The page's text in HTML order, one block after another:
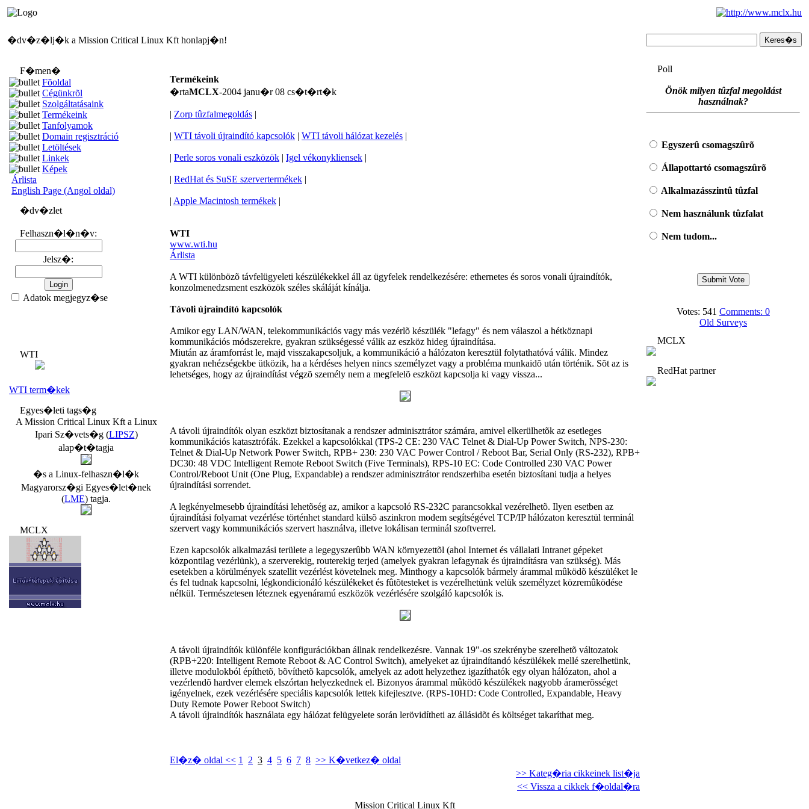
�dv�z�lj�k a Mission Critical Linux Kft honlapj�n!
F�men�
Fõoldal
Cégünkrõl
Szolgáltatásaink
Termékeink
Tanfolyamok
Domain regisztráció
Letöltések
Linkek
Képek
Árlista
English Page (Angol oldal)
�dv�zlet
Felhaszn�l�n�v:
Jelsz�:
Adatok megjegyz�se
WTI
WTI term�kek
Egyes�leti tags�g
A Mission Critical Linux Kft a Linux
Ipari Sz�vets�g (LIPSZ)
alap�t�tagja
�s a Linux-felhaszn�l�k
Magyarorsz�gi Egyes�let�nek
(LME) tagja.
MCLX
Termékeink
�rtaMCLX-2004 janu�r 08 cs�t�rt�k
| Zorp tûzfalmegoldás |
| WTI távoli újraindító kapcsolók | WTI távoli hálózat kezelés |
| Perle soros vonali eszközök | Igel vékonykliensek |
| RedHat és SuSE szervertermékek |
| Apple Macintosh termékek |
WTI
www.wti.hu
Árlista
A WTI különbözõ távfelügyeleti készülékekkel áll az ügyfelek rendelkezésére: ethernetes és soros vonali újraindítók,
konzolmenedzsment eszközök széles skáláját kínálja.
Távoli újraindító kapcsolók
Amikor egy LAN/WAN, telekommunikációs vagy más vezérlõ készülék "lefagy" és nem válaszol a hétköznapi
kommunikációs módszerekre, gyakran szükségessé válik az eszköz hideg újraindítása.
Miután az áramforrást le, majd visszakapcsoljuk, a kommunikáció a hálózaton keresztül folytathatóvá válik. Mindez
gyakran nehézségekbe ütközik, ha a kérdéses helyen nincs személyzet vagy a probléma munkaidõ után történik. Sõt az is
lehetséges, hogy az újraindítást végzõ személy nem a megfelelõ eszközt kapcsolja ki vagy vissza...
A távoli újraindítók olyan eszközt biztosítanak a rendszer adminisztrátor számára, amivel elkerülhetõk az esetleges
kommunikációs katasztrófák. Ezekkel a kapcsolókkal (TPS-2 CE: 230 VAC Telnet & Dial-Up Power Switch, NPS-230:
Telnet & Dial-Up Network Power Switch, RPB+ 230: 230 VAC Power Control / Reboot Bar, Serial Only (RS-232), RPB+
DC30: 48 VDC Intelligent Remote Reboot Switch (Five Terminals), RPS-10 EC: Code Controlled 230 VAC Power
Control/Reboot Unit (One Plug, Expandable) a rendszer adminisztrátor rendszerhiba esetén biztosítani tudja a helyes
újraindítási sorrendet.
A legkényelmesebb újraindítási lehetõség az, amikor a kapcsoló RS-232C parancsokkal vezérelhetõ. Ilyen esetben az
újraindítási folyamat vezérlése történhet standard külsõ aszinkron modem segítségével TCP/IP hálózaton keresztül terminál
szervert vagy kommunikációs szervert használva, illetve lokálisan terminál szoftverrel.
Ezen kapcsolók alkalmazási területe a legegyszerûbb WAN környezettõl (ahol Internet és vállalati Intranet gépeket
központilag vezérlünk), a szerverekig, routerekig terjed (amelyek gyakran lefagynak és újraindításra van szükség). Más
esetekben a körülmények szatellit vezérlést követelnek meg. Minthogy a kapcsolók bármely árammal mûködõ készüléket le
és fel tudnak kapcsolni, légkondicionáló készülékeket és fûtõtesteket is vezérelhetünk velük személyzet közremûködése
nélkül. Természetesen léteznek egyenáramú eszközök vezérlésére szolgáló kapcsolók is.
A távoli újraindítók különféle konfigurációkban állnak rendelkezésre. Vannak 19"-os szekrénybe szerelhetõ változatok
(RPB+220: Intelligent Remote Reboot & AC Control Switch), amelyeket az újraindítandó készülékek mellé szerelhetünk,
illetve modulokból építhetõ, bõvíthetõ kapcsolók, amelyek az adott helyzethez igazíthatók egy olyan hálózaton, ahol a
vezérlendõ hardver elemek elszórtan helyezkednek el. Bizonyos árammal mûködõ készülékek nagyobb áramerõsséget
igényelnek, ezek vezérlésére speciális kapcsolók lettek kifejlesztve. (RPS-10HD: Code Controlled, Expandable, Heavy
Duty Remote Power Reboot Switch)
A távoli újraindítók használata egy hálózat felügyelete során lerövidítheti az állásidõt és költséget takaríthat meg.
El�z� oldal << 1 2 3 4 5 6 7 8 >> K�vetkez� oldal
>> Kateg�ria cikkeinek list�ja
<< Vissza a cikkek f�oldal�ra
Poll
Önök milyen tûzfal megoldást
használnak?
Egyszerû csomagszûrõ
Állapottartó csomagszûrõ
Alkalmazásszintû tûzfal
Nem használunk tûzfalat
Nem tudom...
Votes: 541 Comments: 0
Old Surveys
MCLX
RedHat partner
Mission Critical Linux Kft